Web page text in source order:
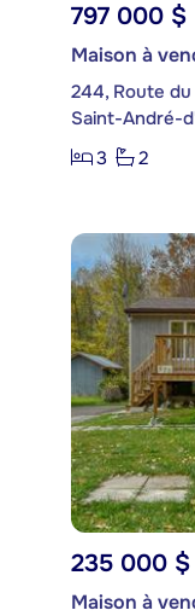
797 000 $
Maison à
244, Route
Saint-André-
3
2
235 000 $
Maison à